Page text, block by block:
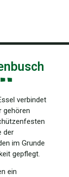
verbindet
gehören
der
im Grunde
gepflegt.
ein